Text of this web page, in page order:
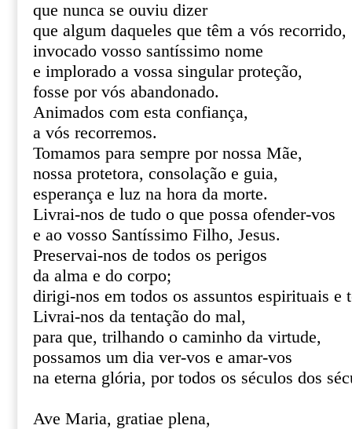
que nunca se ouviu dizer
que algum daqueles que têm a vós recorrido,
invocado vosso santíssimo nome
e implorado a vossa singular proteção,
fosse por vós abandonado.
Animados com esta confiança,
a vós recorremos.
Tomamos para sempre por nossa Mãe,
nossa protetora, consolação e guia,
esperança e luz na hora da morte.
Livrai-nos de tudo o que possa ofender-vos
e ao vosso Santíssimo Filho, Jesus.
Preservai-nos de todos os perigos
da alma e do corpo;
dirigi-nos em todos os assuntos espirituais e
Livrai-nos da tentação do mal,
para que, trilhando o caminho da virtude,
possamos um dia ver-vos e amar-vos
na eterna glória, por todos os séculos dos
Ave Maria, gratiae plena,